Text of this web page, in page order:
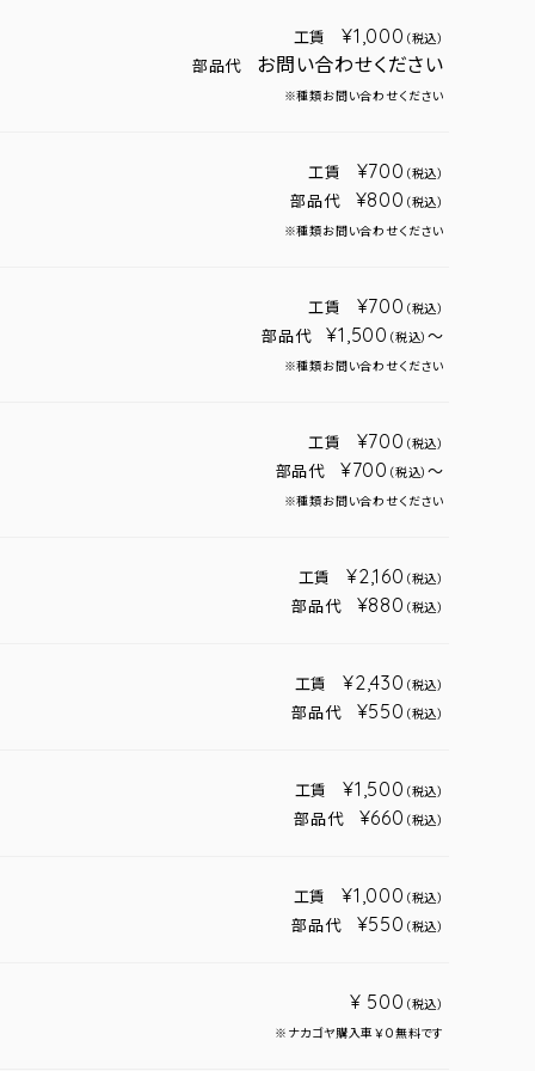
工賃 ¥1,000 （税込）
部品代 お問い合わせください
※種類お問い合わせください
工賃 ¥700 （税込）
部品代 ¥800 （税込）
※種類お問い合わせください
工賃 ¥700 （税込）
部品代 ¥1,500 （税込）～
※種類お問い合わせください
工賃 ¥700 （税込）
部品代 ¥700 （税込）～
※種類お問い合わせください
工賃 ¥2,160 （税込）
部品代 ¥880 （税込）
工賃 ¥2,430 （税込）
部品代 ¥550 （税込）
工賃 ¥1,500 （税込）
部品代 ¥660 （税込）
工賃 ¥1,000 （税込）
部品代 ¥550 （税込）
¥ 500 （税込）
※ナカゴヤ購入車￥０無料です